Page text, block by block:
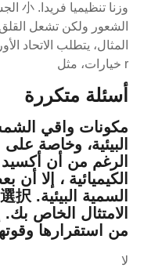
الشعور ولكن تشعل
r خيارات، مثل
أسئلة متكررة
مكونات واقي
البيئية، وخاصة
الرغم من أن
الكيميائية ، إلا
الامتثال الخاص بك.
من استقرارها
لا